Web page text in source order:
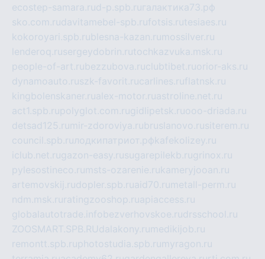
ecostep-samara.rud-p.spb.ru галактика73.рф
sko.com.rudavitamebel-spb.rufotsis.rutesiaes.ru
kokoroyari.spb.rublesna-kazan.ru mossilver.ru
lenderoq.rusergeydobrin.rutochkazvuka.msk.ru
people-of-art.rubezzubova.ruclubtibet.ruorior-aks.ru
dynamoauto.ruszk-favorit.rucarlines.ruflatnsk.ru
kingbolenskaner.rualex-motor.ruastroline.net.ru
act1.spb.rupolyglot.com.rugidlipetsk.ruooo-driada.ru
detsad125.ru mir-zdoroviya.rubruslanovo.rusiterem.ru
council.spb.ruлодкипатриот.рфkafekolizey.ru
iclub.net.rugazon-easy.rusugarepilekb.rugrinox.ru
pylesostineco.ru msts-ozarenie.rukameryjooan.ru
artemovskij.rudopler.spb.ruaid70.ru metall-perm.ru
ndm.msk.ru ratingzooshop.ruapiaccess.ru
globalautotrade.info bezverhovskoe.rudrsschool.ru
ZOOSMART.SPB.RUdalakony.ru medikijob.ru
remontt.spb.ruphotostudia.spb.ru myragon.ru